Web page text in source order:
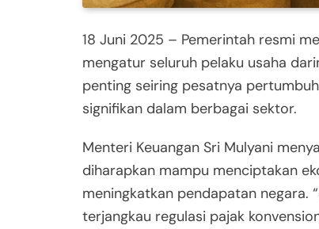
18 Juni 2025 – Pemerintah resmi
mengatur seluruh pelaku usaha
penting seiring pesatnya
signifikan dalam berbagai sektor.
Menteri Keuangan Sri Mulyani
diharapkan mampu menciptakan
meningkatkan pendapatan negara.
terjangkau regulasi pajak